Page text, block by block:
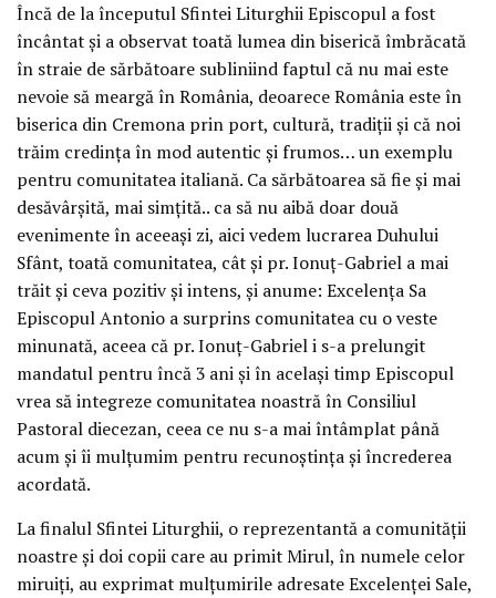
Încă de la începutul Sfintei Liturghii Episcopul a fost
încântat și a observat toată lumea din biserică îmbrăcată
în straie de sărbătoare subliniind faptul că nu mai este
nevoie să meargă în România, deoarece România este în
biserica din Cremona prin port, cultură, tradiții și că noi
trăim credința în mod autentic și frumos… un exemplu
pentru comunitatea italiană. Ca sărbătoarea să fie și mai
desăvârșită, mai simțită.. ca să nu aibă doar două
evenimente în aceeași zi, aici vedem lucrarea Duhului
Sfânt, toată comunitatea, cât și pr. Ionuț-Gabriel a mai
trăit și ceva pozitiv și intens, și anume: Excelența Sa
Episcopul Antonio a surprins comunitatea cu o veste
minunată, aceea că pr. Ionuț-Gabriel i s-a prelungit
mandatul pentru încă 3 ani și în același timp Episcopul
vrea să integreze comunitatea noastră în Consiliul
Pastoral diecezan, ceea ce nu s-a mai întâmplat până
acum și îi mulțumim pentru recunoștința și încrederea
acordată.
La finalul Sfintei Liturghii, o reprezentantă a comunității
noastre și doi copii care au primit Mirul, în numele celor
miruiți, au exprimat mulțumirile adresate Excelenței Sale,